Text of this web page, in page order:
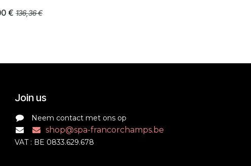
€ 136,36€
Join us
Neem contact met ons op
shop@spa-francorchamps.be
VAT : BE 0833.629.678